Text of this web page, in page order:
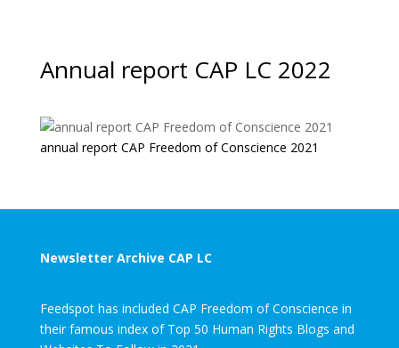
Annual report CAP LC 2022
annual report CAP Freedom of Conscience 2021
Newsletter Archive CAP LC
Feedspot has included CAP Freedom of Conscience in
their famous index of Top 50 Human Rights Blogs and